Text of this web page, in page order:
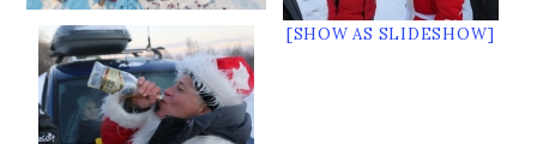
[SHOW AS SLIDESHOW]